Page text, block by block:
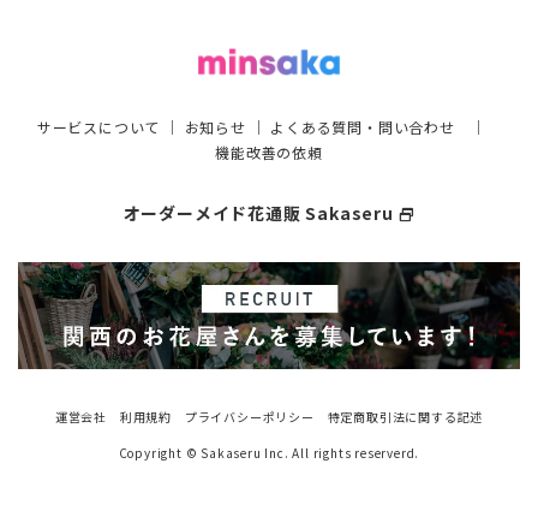
サービスについて ｜ お知らせ ｜ よくある質問・問い合わせ ｜
機能改善の依頼
オーダーメイド花通販 Sakaseru select_window
運営会社 利用規約 プライバシーポリシー
特定商取引法に関する記述
Copyright © Sakaseru Inc. All rights reserverd.